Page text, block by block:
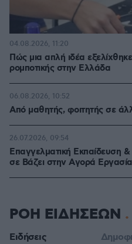
Πώς μια απλή ιδέα
ρομποτικής στην Ελλάδα
04.08.2026, 11:20
Από μαθητής, φοιτητής σε
06.08.2026, 10:52
Επαγγελματική Εκπαίδευση
σε Bάζει στην Aγορά
26.07.2026, 09:54
ΡΟΗ ΕΙΔΗΣΕΩΝ
Ειδήσεις